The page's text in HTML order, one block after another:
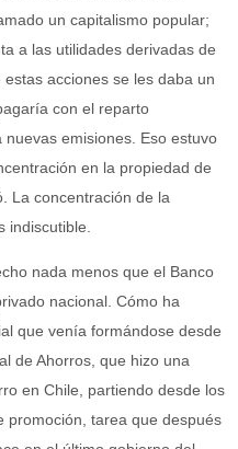
un capitalismo popular;
a las utilidades derivadas de
acciones se les daba un
con el reparto
emisiones. Eso estuvo
en la propiedad de
La concentración de la
indiscutible.
nada menos que el Banco
nacional. Cómo ha
que venía formándose desde
de Ahorros, que hizo una
en Chile, partiendo desde los
promoción, tarea que después